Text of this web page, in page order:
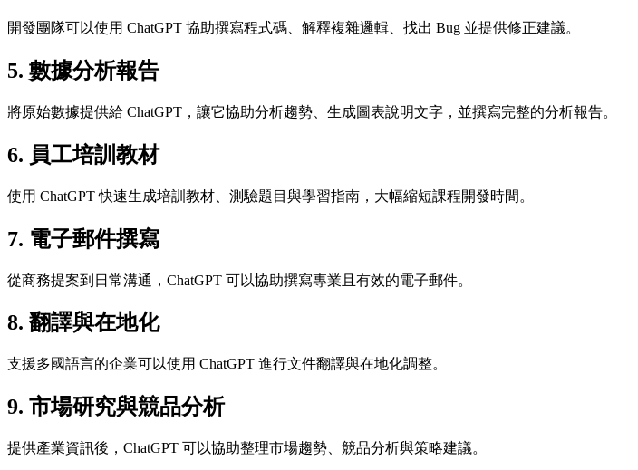
開發團隊可以使用 ChatGPT 協助撰寫程式碼、解釋複雜邏輯、找出 Bug 並提供修正建議。
5. 數據分析報告
將原始數據提供給 ChatGPT，讓它協助分析趨勢、生成圖表說明文字，並撰寫完整的分析報告。
6. 員工培訓教材
使用 ChatGPT 快速生成培訓教材、測驗題目與學習指南，大幅縮短課程開發時間。
7. 電子郵件撰寫
從商務提案到日常溝通，ChatGPT 可以協助撰寫專業且有效的電子郵件。
8. 翻譯與在地化
支援多國語言的企業可以使用 ChatGPT 進行文件翻譯與在地化調整。
9. 市場研究與競品分析
提供產業資訊後，ChatGPT 可以協助整理市場趨勢、競品分析與策略建議。